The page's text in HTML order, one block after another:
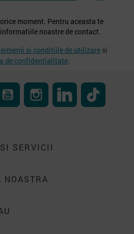
moment. Pentru aceasta te
noastre de contact.
si conditiile de utilizare si
de confidentialitate.
YouTube InstagramLinkedIn
SERVICII
NOASTRA